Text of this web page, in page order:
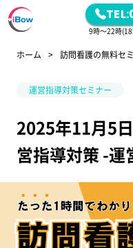
9時～22時
ホーム 訪問看護の無料セ
運営指導対策セミナー
2025年11月5
営指導対策 -運